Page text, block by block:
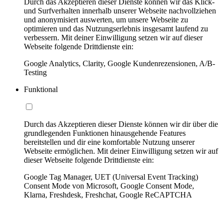
Durch das Akzeptieren dieser Dienste können wir das Klick-
und Surfverhalten innerhalb unserer Webseite nachvollziehen
und anonymisiert auswerten, um unsere Webseite zu
optimieren und das Nutzungserlebnis insgesamt laufend zu
verbessern. Mit deiner Einwilligung setzen wir auf dieser
Webseite folgende Drittdienste ein:
Google Analytics, Clarity, Google Kundenrezensionen, A/B-
Testing
Funktional
Durch das Akzeptieren dieser Dienste können wir dir über die
grundlegenden Funktionen hinausgehende Features
bereitstellen und dir eine komfortable Nutzung unserer
Webseite ermöglichen. Mit deiner Einwilligung setzen wir auf
dieser Webseite folgende Drittdienste ein:
Google Tag Manager, UET (Universal Event Tracking)
Consent Mode von Microsoft, Google Consent Mode,
Klarna, Freshdesk, Freshchat, Google ReCAPTCHA